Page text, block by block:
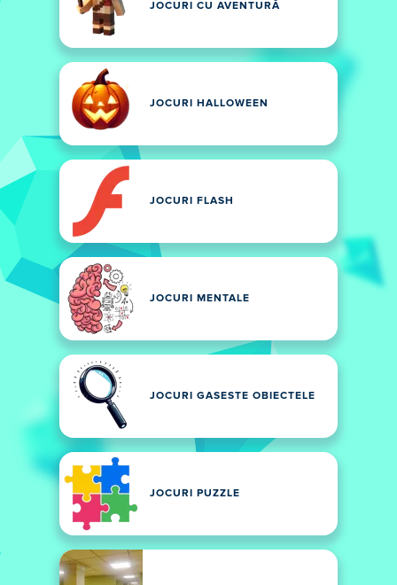
JOCURI CU AVENTURĂ
JOCURI HALLOWEEN
JOCURI FLASH
JOCURI MENTALE
JOCURI GASESTE OBIECTELE
JOCURI PUZZLE